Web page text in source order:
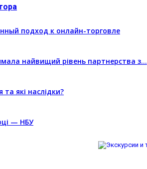
подход к онлайн-торговле
найвищий рівень партнерства з…
які наслідки?
— НБУ